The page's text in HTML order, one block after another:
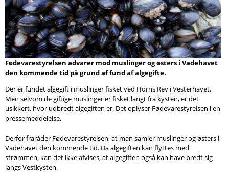
Søg
Fødevarestyrelsen advarer mod muslinger og østers i Vadehavet
den kommende tid på grund af fund af algegifte.
Der er fundet algegift i muslinger fisket ved Horns Rev i Vesterhavet.
Men selvom de giftige muslinger er fisket langt fra kysten, er det
usikkert, hvor udbredt algegiften er. Det oplyser Fødevarestyrelsen i en
pressemeddelelse.
Derfor fraråder Fødevarestyrelsen, at man samler muslinger og østers i
Vadehavet den kommende tid. Da algegiften kan flyttes med
strømmen, kan det ikke afvises, at algegiften også kan have bredt sig
langs Vestkysten.